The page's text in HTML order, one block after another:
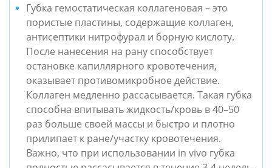
Губка гемостатическая коллагеновая – это
пористые пластины, содержащие коллаген,
антисептики нитрофурал и борную кислоту.
После нанесения на рану способствует
остановке капиллярного кровотечения,
оказывает противомикробное действие.
Коллаген медленно рассасывается. Такая губка
способна впитывать жидкость/кровь в 40–50
раз больше своей массы и быстро и плотно
прилипает к ране/участку кровотечения.
Важно, что при использовании in vivo губка